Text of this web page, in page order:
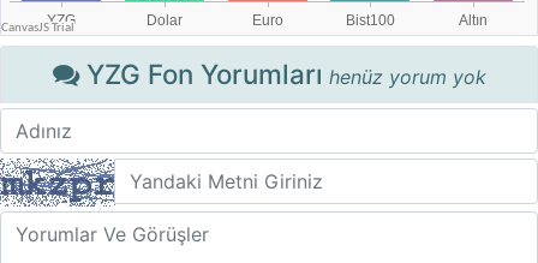
YZG Fon Yorumları henüz yorum yok